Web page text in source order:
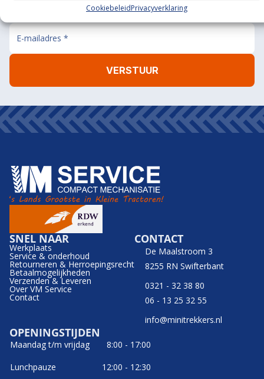
CookiebeleidPrivacyverklaring
Aanmelden nieuwsbrief
SNEL NAAR
Werkplaats
Service & onderhoud
Retourneren & Herroepingsrecht
Betaalmogelijkheden
Verzenden & Leveren
Over VM Service
Contact
CONTACT
De Maalstroom 3
8255 RN Swifterbant
0321 - 32 38 80
06 - 13 25 32 55
info@minitrekkers.nl
OPENINGSTIJDEN
Maandag t/m vrijdag
8:00 - 17:00
Lunchpauze
12:00 - 12:30